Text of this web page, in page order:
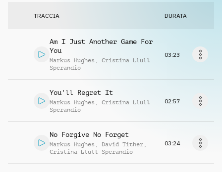
TRACCIA DURATA
Am I Just Another Game For
You
Markus Hughes , Cristina Llull
Sperandio
03:23
You'll Regret It
Markus Hughes , Cristina Llull
Sperandio
02:57
No Forgive No Forget
Markus Hughes , David Tither ,
Cristina Llull Sperandio
03:24